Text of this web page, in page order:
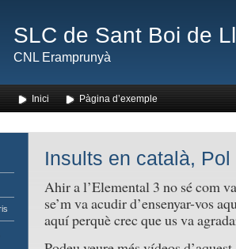
SLC de Sant Boi de
CNL Eramprunyà
Inici Pàgina d’exemple
Insults en català, Pol
Ahir a l’Elemental 3 no sé com
se’m va acudir d’ensenyar-vos
aquí perquè crec que us va